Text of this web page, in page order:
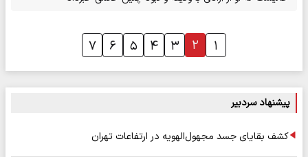
۱ ۲ ۳ ۴ ۵ ۶ ۷
پیشنهاد سردبیر
کشف بقایای جسد مجهول‌الهویه در ارتفاعات تهران